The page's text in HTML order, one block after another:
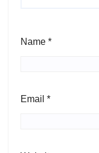
Name *
Email *